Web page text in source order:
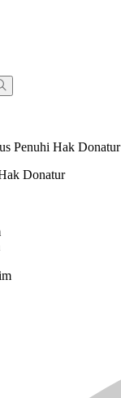
Penuhi Hak Donatur
Donatur